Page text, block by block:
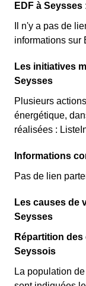
EDF à
Il n'y a pas de
informations sur
Les initiatives
Seysses
Plusieurs
énergétique,
réalisées :
Informations
Pas de lien
Les causes de
Seysses
Répartition
Seyssois
La population